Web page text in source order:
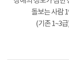
돌보는 사람
(기존 1~3급